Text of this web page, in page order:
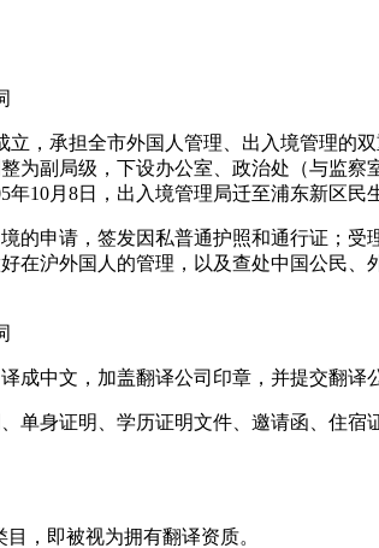
，承担全市外国人管理、出入境管理的
副局级，下设办公室、政治处（与监
10月8日，出入境管理局迁至浦东新区民
申请，签发因私普通护照和通行证；受
沪外国人的管理，以及查处中国公民
译成中文，加盖翻译公司印章，并提交翻译
身证明、学历证明文件、邀请函、住宿
，即被视为拥有翻译资质。